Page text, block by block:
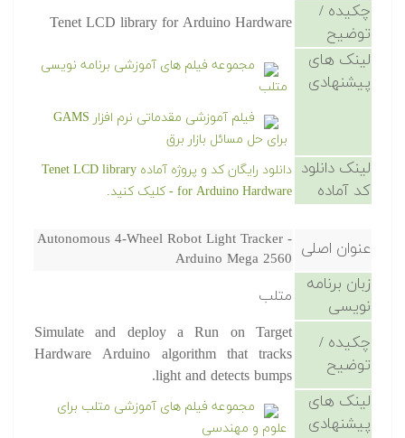
چکیده /
توضیح
Tenet LCD library for Arduino Hardware
لینک های
پیشنهادی
مجموعه فیلم های آموزشی برنامه نویسی
متلب
فیلم آموزشی مقدماتی نرم افزار GAMS
برای حل مسائل بازار برق
لینک دانلود
کد آماده
دانلود رایگان کد و پروژه آماده Tenet LCD library
for Arduino Hardware - کلیک کنید.
عنوان اصلی Autonomous 4-Wheel Robot Light Tracker -
Arduino Mega 2560
زبان برنامه
نویسی
متلب
چکیده /
توضیح
Simulate and deploy a Run on Target
Hardware Arduino algorithm that tracks
light and detects bumps.
لینک های
پیشنهادی
مجموعه فیلم های آموزشی متلب برای
علوم و مهندسی